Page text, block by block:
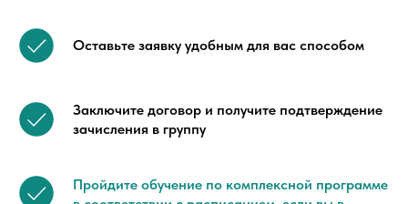
Оставьте заявку удобным для вас способом
Заключите договор и получите подтверждение
зачисления в группу
Пройдите обучение по комплексной программе